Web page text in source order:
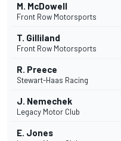
M. McDowell
Front Row Motorsports
T. Gilliland
Front Row Motorsports
R. Preece
Stewart-Haas Racing
J. Nemechek
Legacy Motor Club
E. Jones